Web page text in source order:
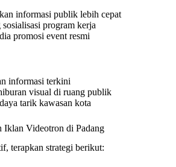
informasi publik lebih cepat
program kerja
promosi event resmi
informasi terkini
visual di ruang publik
tarik kawasan kota
Iklan Videotron di Padang
terapkan strategi berikut: